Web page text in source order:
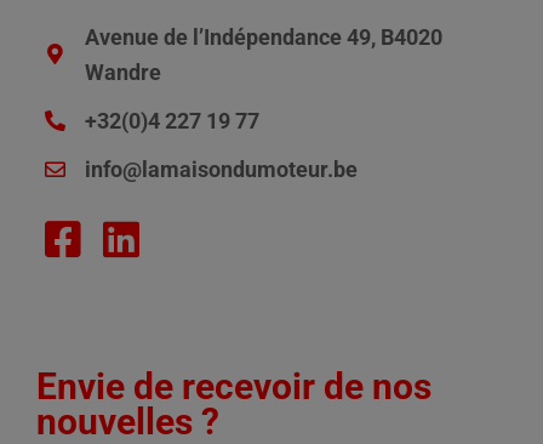
Avenue de l’Indépendance 49, B4020
Wandre
+32(0)4 227 19 77
info@lamaisondumoteur.be
Envie de recevoir de nos
nouvelles ?